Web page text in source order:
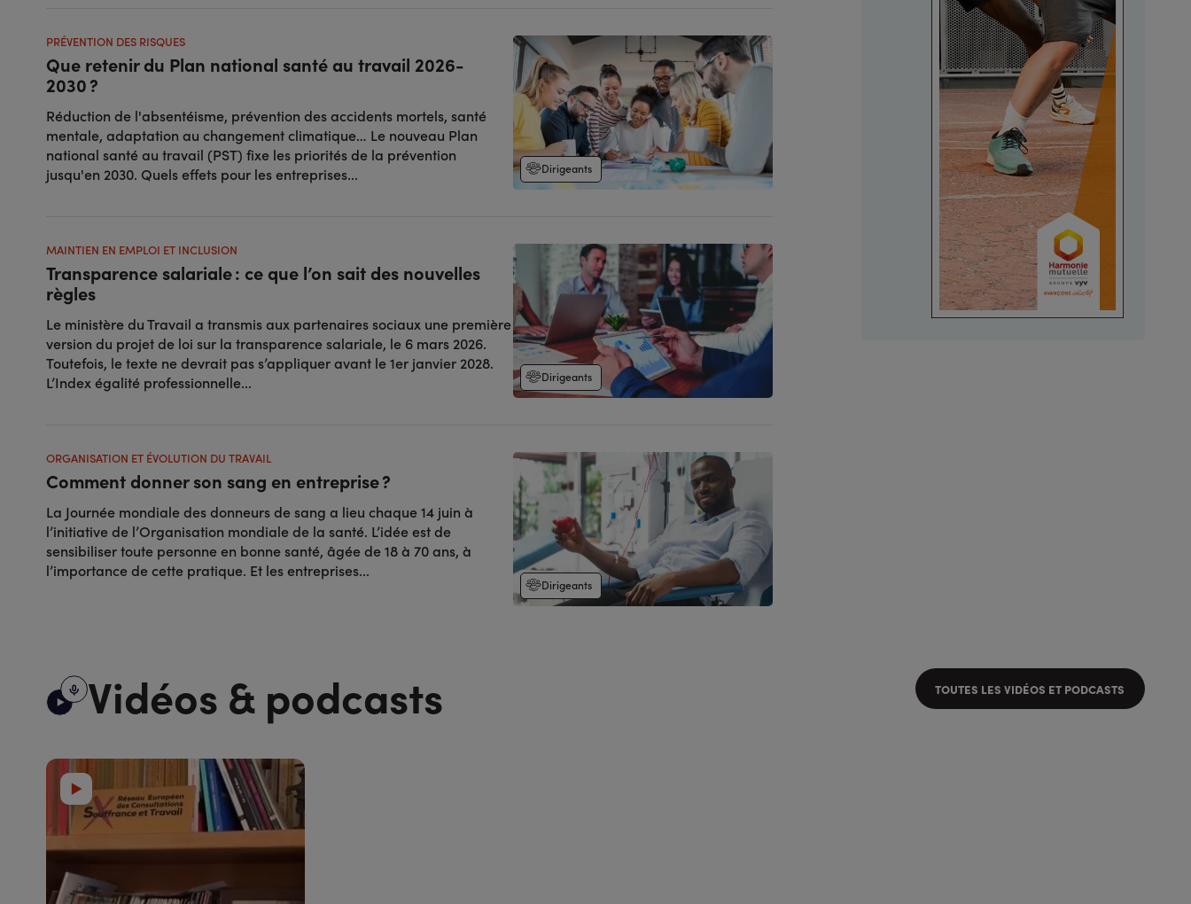
Que retenir du Plan national santé au travail 2026-
2030 ?
PRÉVENTION DES RISQUES
Réduction de l'absentéisme, prévention des accidents mortels, santé
mentale, adaptation au changement climatique… Le nouveau Plan
national santé au travail (PST) fixe les priorités de la prévention
jusqu'en 2030. Quels effets pour les entreprises...
Dirigeants
Transparence salariale : ce que l’on sait des nouvelles
règles
MAINTIEN EN EMPLOI ET INCLUSION
Le ministère du Travail a transmis aux partenaires sociaux une première
version du projet de loi sur la transparence salariale, le 6 mars 2026.
Toutefois, le texte ne devrait pas s’appliquer avant le 1er janvier 2028.
L’Index égalité professionnelle...
Dirigeants
Comment donner son sang en entreprise ?
ORGANISATION ET ÉVOLUTION DU TRAVAIL
La Journée mondiale des donneurs de sang a lieu chaque 14 juin à
l’initiative de l’Organisation mondiale de la santé. L’idée est de
sensibiliser toute personne en bonne santé, âgée de 18 à 70 ans, à
l’importance de cette pratique. Et les entreprises...
Dirigeants
Vidéos & podcasts TOUTES LES VIDÉOS ET PODCASTS